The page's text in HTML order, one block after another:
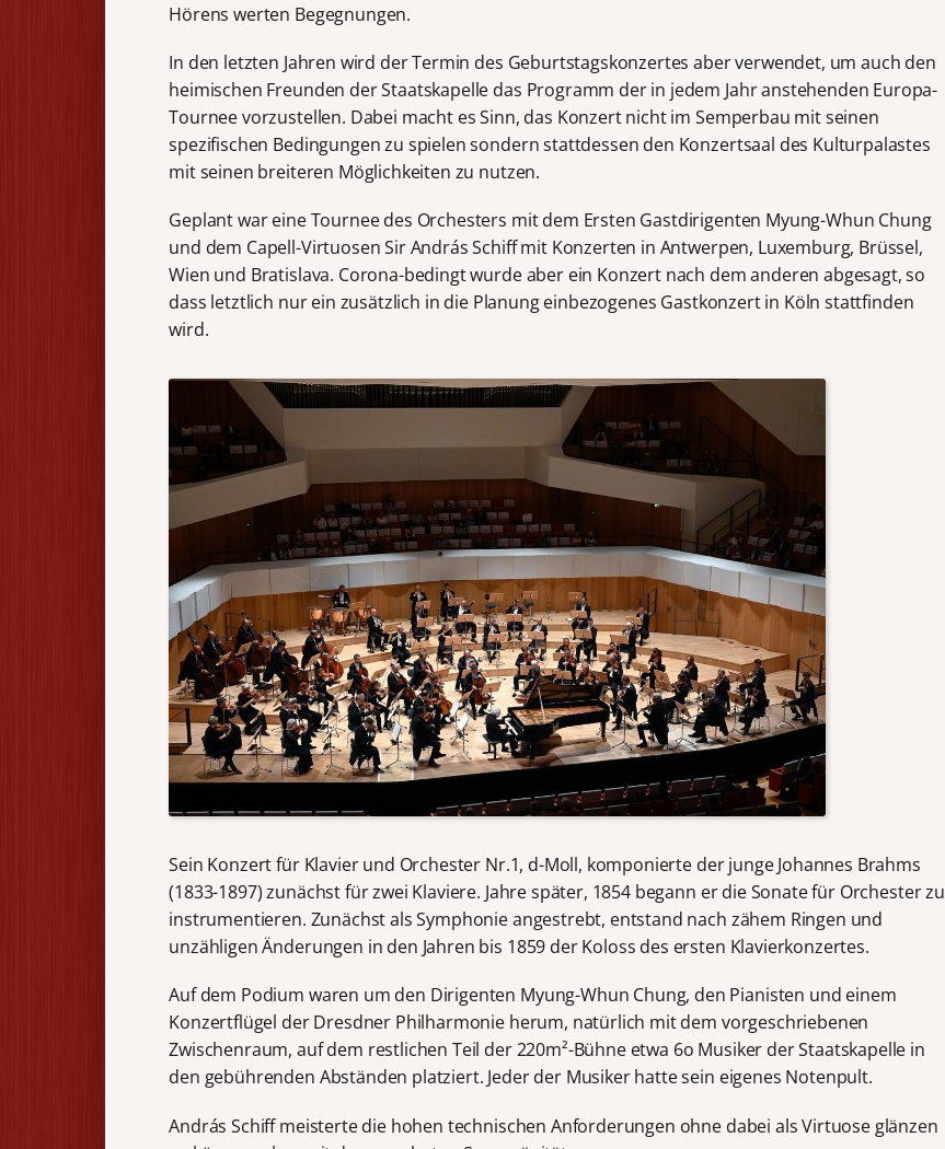
Hörens werten Begegnungen.
In den letzten Jahren wird der Termin des Geburtstagskonzertes aber verwendet, um auch den
heimischen Freunden der Staatskapelle das Programm der in jedem Jahr anstehenden Europa-
Tournee vorzustellen. Dabei macht es Sinn, das Konzert nicht im Semperbau mit seinen
spezifischen Bedingungen zu spielen sondern stattdessen den Konzertsaal des Kulturpalastes
mit seinen breiteren Möglichkeiten zu nutzen.
Geplant war eine Tournee des Orchesters mit dem Ersten Gastdirigenten Myung-Whun Chung
und dem Capell-Virtuosen Sir András Schiff mit Konzerten in Antwerpen, Luxemburg, Brüssel,
Wien und Bratislava. Corona-bedingt wurde aber ein Konzert nach dem anderen abgesagt, so
dass letztlich nur ein zusätzlich in die Planung einbezogenes Gastkonzert in Köln stattfinden
wird.
Sein Konzert für Klavier und Orchester Nr.1, d-Moll, komponierte der junge Johannes Brahms
(1833-1897) zunächst für zwei Klaviere. Jahre später, 1854 begann er die Sonate für Orchester zu
instrumentieren. Zunächst als Symphonie angestrebt, entstand nach zähem Ringen und
unzähligen Änderungen in den Jahren bis 1859 der Koloss des ersten Klavierkonzertes.
Auf dem Podium waren um den Dirigenten Myung-Whun Chung, den Pianisten und einem
Konzertflügel der Dresdner Philharmonie herum, natürlich mit dem vorgeschriebenen
Zwischenraum, auf dem restlichen Teil der 220m²-Bühne etwa 6o Musiker der Staatskapelle in
den gebührenden Abständen platziert. Jeder der Musiker hatte sein eigenes Notenpult.
András Schiff meisterte die hohen technischen Anforderungen ohne dabei als Virtuose glänzen